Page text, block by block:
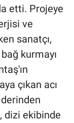
etti. Projeye
ve
sanatçı,
kurmayı
çıkan acı
dizi ekibinde